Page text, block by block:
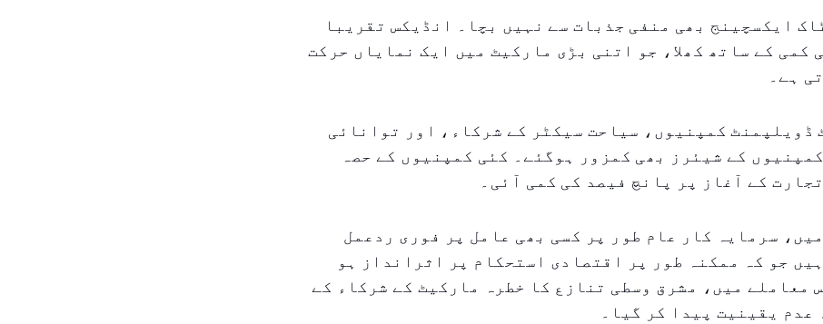
ایکسچینج بھی منفی جذبات سے نہیں بچا۔ انڈیکس تقریبا
کمی کے ساتھ کھلا، جو اتنی بڑی مارکیٹ میں ایک نمایاں حرکت
ہے۔
ڈویلپمنٹ کمپنیوں، سیاحت سیکٹر کے شرکاء، اور توانائی
کے شیئرز بھی کمزور ہوگئے۔ کئی کمپنیوں کے حصہ
کے آغاز پر پانچ فیصد کی کمی آئی۔
میں، سرمایہ کار عام طور پر کسی بھی عامل پر فوری ردعمل
جو کہ ممکنہ طور پر اقتصادی استحکام پر اثرانداز ہو
معاملے میں، مشرق وسطی تنازع کا خطرہ مارکیٹ کے شرکاء کے
عدم یقینیت پیدا کر گیا۔